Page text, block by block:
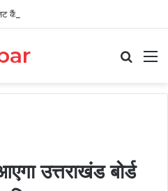
कैंप का किया औचक निरीक्षण
उत्तराखंड बोर्ड